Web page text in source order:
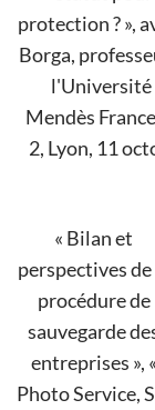
protection ? »,
Borga,
l'Université
Mendès
2, Lyon, 11
« Bilan et
perspectives de
procédure de
sauvegarde
entreprises », «
Photo Service,